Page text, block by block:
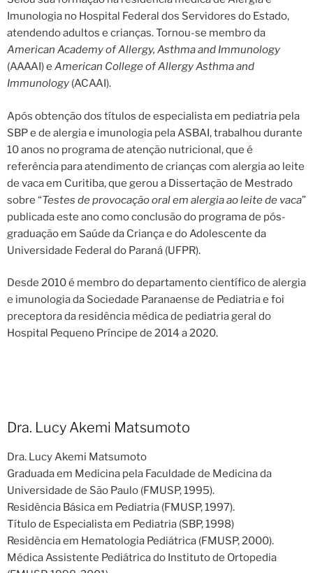
Imunologia no Hospital Federal dos Servidores do Estado,
atendendo adultos e crianças. Tornou-se membro da
American Academy of Allergy, Asthma and Immunology
(AAAAI) e American College of Allergy Asthma and
Immunology (ACAAI).
Após obtenção dos títulos de especialista em pediatria pela
SBP e de alergia e imunologia pela ASBAI, trabalhou durante
10 anos no programa de atenção nutricional, que é
referência para atendimento de crianças com alergia ao leite
de vaca em Curitiba, que gerou a Dissertação de Mestrado
sobre “Testes de provocação oral em alergia ao leite de vaca”
publicada este ano como conclusão do programa de pós-
graduação em Saúde da Criança e do Adolescente da
Universidade Federal do Paraná (UFPR).
Desde 2010 é membro do departamento científico de alergia
e imunologia da Sociedade Paranaense de Pediatria e foi
preceptora da residência médica de pediatria geral do
Hospital Pequeno Príncipe de 2014 a 2020.
Dra. Lucy Akemi Matsumoto
Dra. Lucy Akemi Matsumoto
Graduada em Medicina pela Faculdade de Medicina da
Universidade de São Paulo (FMUSP, 1995).
Residência Básica em Pediatria (FMUSP, 1997).
Título de Especialista em Pediatria (SBP, 1998)
Residência em Hematologia Pediátrica (FMUSP, 2000).
Médica Assistente Pediátrica do Instituto de Ortopedia